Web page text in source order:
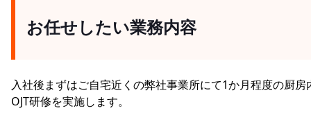
お任せしたい業務内容
入社後まずはご自宅近くの弊社事業所にて1か月程度の厨房
OJT研修を実施します。